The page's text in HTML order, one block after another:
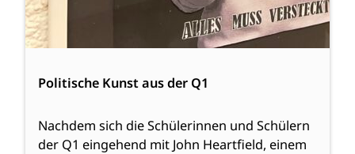
Politische Kunst aus der Q1
Nachdem sich die Schülerinnen und Schülern
der Q1 eingehend mit John Heartfield, einem